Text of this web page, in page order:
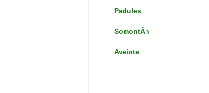
Padules
SomontÃ­n
Aveinte